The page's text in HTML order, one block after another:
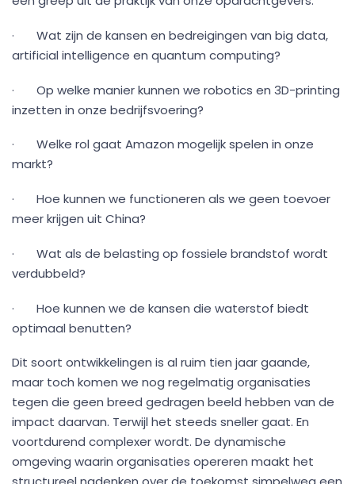
· Wat zijn de kansen en bedreigingen van big data,
artificial intelligence en quantum computing?
· Op welke manier kunnen we robotics en 3D-printing
inzetten in onze bedrijfsvoering?
· Welke rol gaat Amazon mogelijk spelen in onze
markt?
· Hoe kunnen we functioneren als we geen toevoer
meer krijgen uit China?
· Wat als de belasting op fossiele brandstof wordt
verdubbeld?
· Hoe kunnen we de kansen die waterstof biedt
optimaal benutten?
Dit soort ontwikkelingen is al ruim tien jaar gaande,
maar toch komen we nog regelmatig organisaties
tegen die geen breed gedragen beeld hebben van de
impact daarvan. Terwijl het steeds sneller gaat. En
voortdurend complexer wordt. De dynamische
omgeving waarin organisaties opereren maakt het